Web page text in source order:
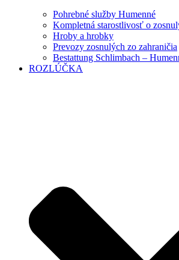
Pohrebné služby Humenné
Kompletná starostlivosť o
Hroby a hrobky
Prevozy zosnulých zo zahraničia
Bestattung Schlimbach –
ROZLÚČKA